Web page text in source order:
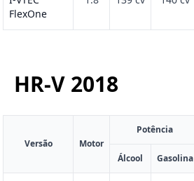
FlexOne
HR-V 2018
Versão Motor
Potência
Álcool Gasolina